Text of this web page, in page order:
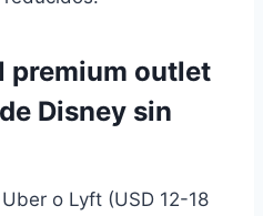
premium outlet
Disney sin
o Lyft (USD 12-18